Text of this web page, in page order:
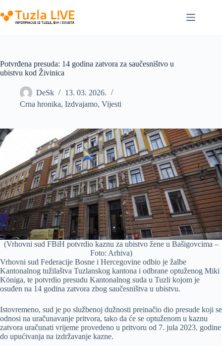
to
content
Potvrđena presuda: 14 godina zatvora za saučesništvo u
ubistvu kod Živinica
DeSk
13. 03. 2026.
Crna hronika, Izdvajamo, Vijesti
(Vrhovni sud FBiH potvrdio kaznu za ubistvo žene u Bašigovcima –
Foto: Arhiva)
Vrhovni sud Federacije Bosne i Hercegovine odbio je žalbe
Kantonalnog tužilaštva Tuzlanskog kantona i odbrane optuženog Miki
Königa, te potvrdio presudu Kantonalnog suda u Tuzli kojom je
osuđen na 14 godina zatvora zbog saučesništva u ubistvu.
Istovremeno, sud je po službenoj dužnosti preinačio dio presude koji se
odnosi na uračunavanje pritvora, tako da će se optuženom u kaznu
zatvora uračunati vrijeme provedeno u pritvoru od 7. jula 2023. godine
do upućivanja na izdržavanje kazne.